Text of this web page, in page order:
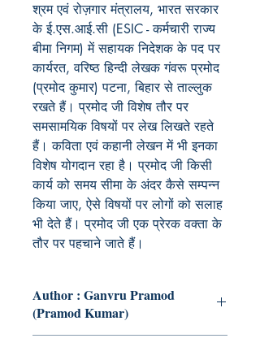
श्रम एवं रोज़गार मंत्रालय, भारत सरकार
के ई.एस.आई.सी (ESIC - कर्मचारी राज्य
बीमा निगम) में सहायक निदेशक के पद पर
कार्यरत, वरिष्ठ हिन्दी लेखक गंवरू प्रमोद
(प्रमोद कुमार) पटना, बिहार से ताल्लुक
रखते हैं। प्रमोद जी विशेष तौर पर
समसामयिक विषयों पर लेख लिखते रहते
हैं। कविता एवं कहानी लेखन में भी इनका
विशेष योगदान रहा है। प्रमोद जी किसी
कार्य को समय सीमा के अंदर कैसे सम्पन्न
किया जाए, ऐसे विषयों पर लोगों को सलाह
भी देते हैं। प्रमोद जी एक प्रेरक वक्ता के
तौर पर पहचाने जाते हैं।
Author : Ganvru Pramod
(Pramod Kumar)